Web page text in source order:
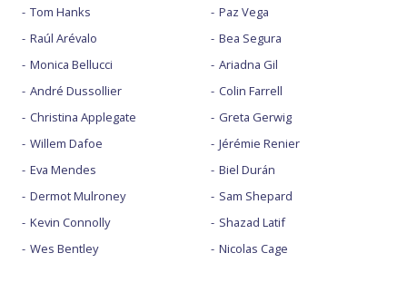
Tom Hanks
Raúl Arévalo
Monica Bellucci
André Dussollier
Christina Applegate
Willem Dafoe
Eva Mendes
Dermot Mulroney
Kevin Connolly
Wes Bentley
Paz Vega
Bea Segura
Ariadna Gil
Colin Farrell
Greta Gerwig
Jérémie Renier
Biel Durán
Sam Shepard
Shazad Latif
Nicolas Cage